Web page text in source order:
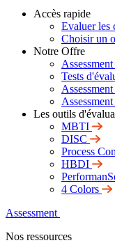
Accès rapide
Evaluer les
Choisir un
Notre Offre
Tests
Les outils
MBTI
DISC
Process
HBDI
4 Colors
Assessment
Nos ressources